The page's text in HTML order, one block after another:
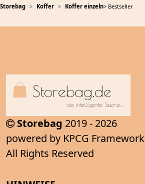
Storebag Koffer Koffer einzeln> Bestseller
Storebag 2019 - 2026
powered by KPCG Framework
All Rights Reserved